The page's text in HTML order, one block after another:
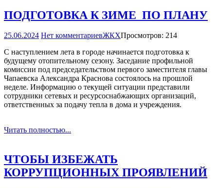
ПОДГОТОВКА К ЗИМЕ ­ ПО ПЛАНУ
25.06.2024 Нет комментариевЖКХПросмотров: 214
С наступлением лета в городе начинается подготовка к
будущему отопительному сезону. Заседание профильной
комиссии под председательством первого заместителя главы
Чапаевска Александра Краснова состоялось на прошлой
неделе. Информацию о текущей ситуации представили
сотрудники сетевых и ресурсоснабжающих организаций,
ответственных за подачу тепла в дома и учреждения.
Читать полностью...
ЧТОБЫ ИЗБЕЖАТЬ
КОРРУПЦИОННЫХ ПРОЯВЛЕНИЙ